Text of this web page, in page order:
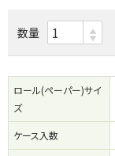
数量
ロール(ペーパー)サイ
ズ
ケース入数